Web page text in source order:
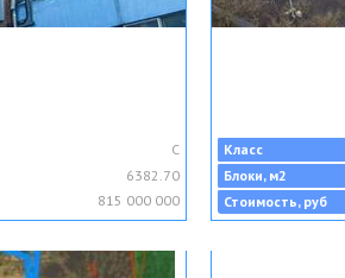
C
6382.70
815 000 000
Класс
Блоки, м2
Стоимость, руб